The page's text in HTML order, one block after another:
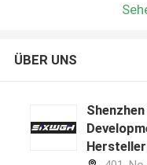
ÜBER UNS